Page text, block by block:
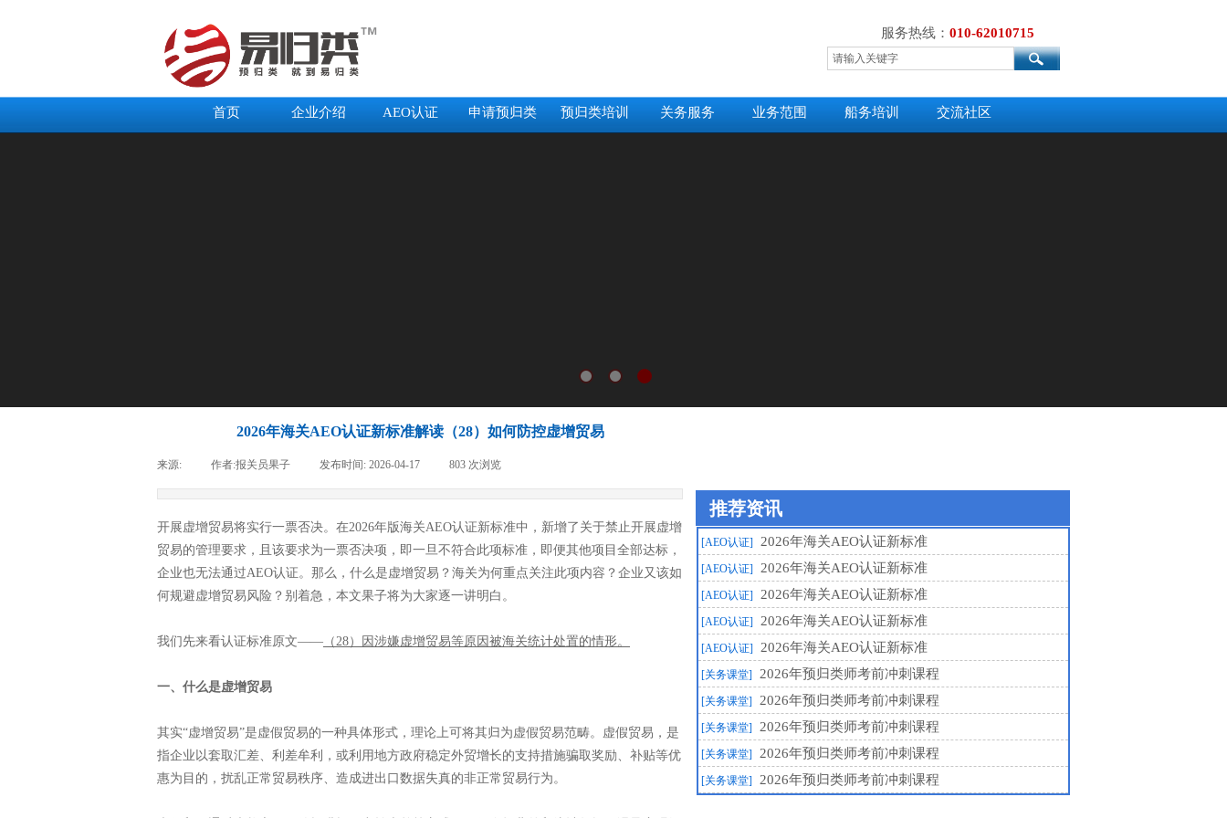
服务热线： 010-62010715
首页 企业介绍 AEO认证 申请预归类 预归类培训 关务服务 业务范围 船务培训 交流社区
2026年海关AEO认证新标准解读（28）如何防控虚增贸易
来源: 作者:报关员果子 发布时间: 2026-04-17 803 次浏览
开展虚增贸易将实行一票否决。在2026年版海关AEO认证新标准中，新增了关于禁止开展虚增
贸易的管理要求，且该要求为一票否决项，即一旦不符合此项标准，即便其他项目全部达标，
企业也无法通过AEO认证。那么，什么是虚增贸易？海关为何重点关注此项内容？企业又该如
何规避虚增贸易风险？别着急，本文果子将为大家逐一讲明白。
我们先来看认证标准原文—— （28）因涉嫌虚增贸易等原因被海关统计处置的情形。
一、什么是虚增贸易
其实“虚增贸易”是虚假贸易的一种具体形式，理论上可将其归为虚假贸易范畴。虚假贸易，是
指企业以套取汇差、利差牟利，或利用地方政府稳定外贸增长的支持措施骗取奖励、补贴等优
惠为目的，扰乱正常贸易秩序、造成进出口数据失真的非正常贸易行为。
推荐资讯
[AEO认证] 2026年海关AEO认证新标准
[AEO认证] 2026年海关AEO认证新标准
[AEO认证] 2026年海关AEO认证新标准
[AEO认证] 2026年海关AEO认证新标准
[AEO认证] 2026年海关AEO认证新标准
[关务课堂] 2026年预归类师考前冲刺课程
[关务课堂] 2026年预归类师考前冲刺课程
[关务课堂] 2026年预归类师考前冲刺课程
[关务课堂] 2026年预归类师考前冲刺课程
[关务课堂] 2026年预归类师考前冲刺课程